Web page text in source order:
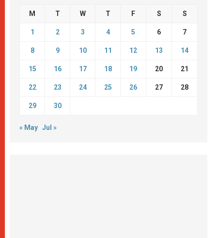
M T W T F S S
1 2 3 4 5 6 7
8 9 10 11 12 13 14
15 16 17 18 19 20 21
22 23 24 25 26 27 28
29 30
« May Jul »